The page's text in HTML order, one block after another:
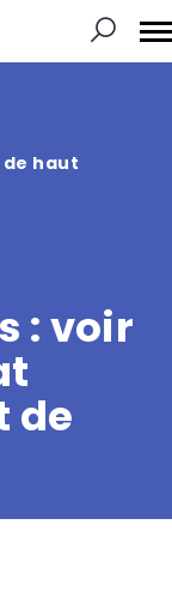
la
du
haut
: voir
de